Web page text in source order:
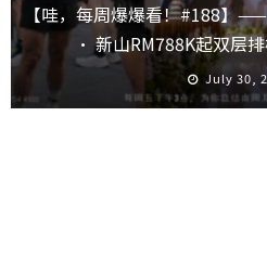
【哇，每周爆爆看！#188】
· 新山RM788K起双层
July 30,